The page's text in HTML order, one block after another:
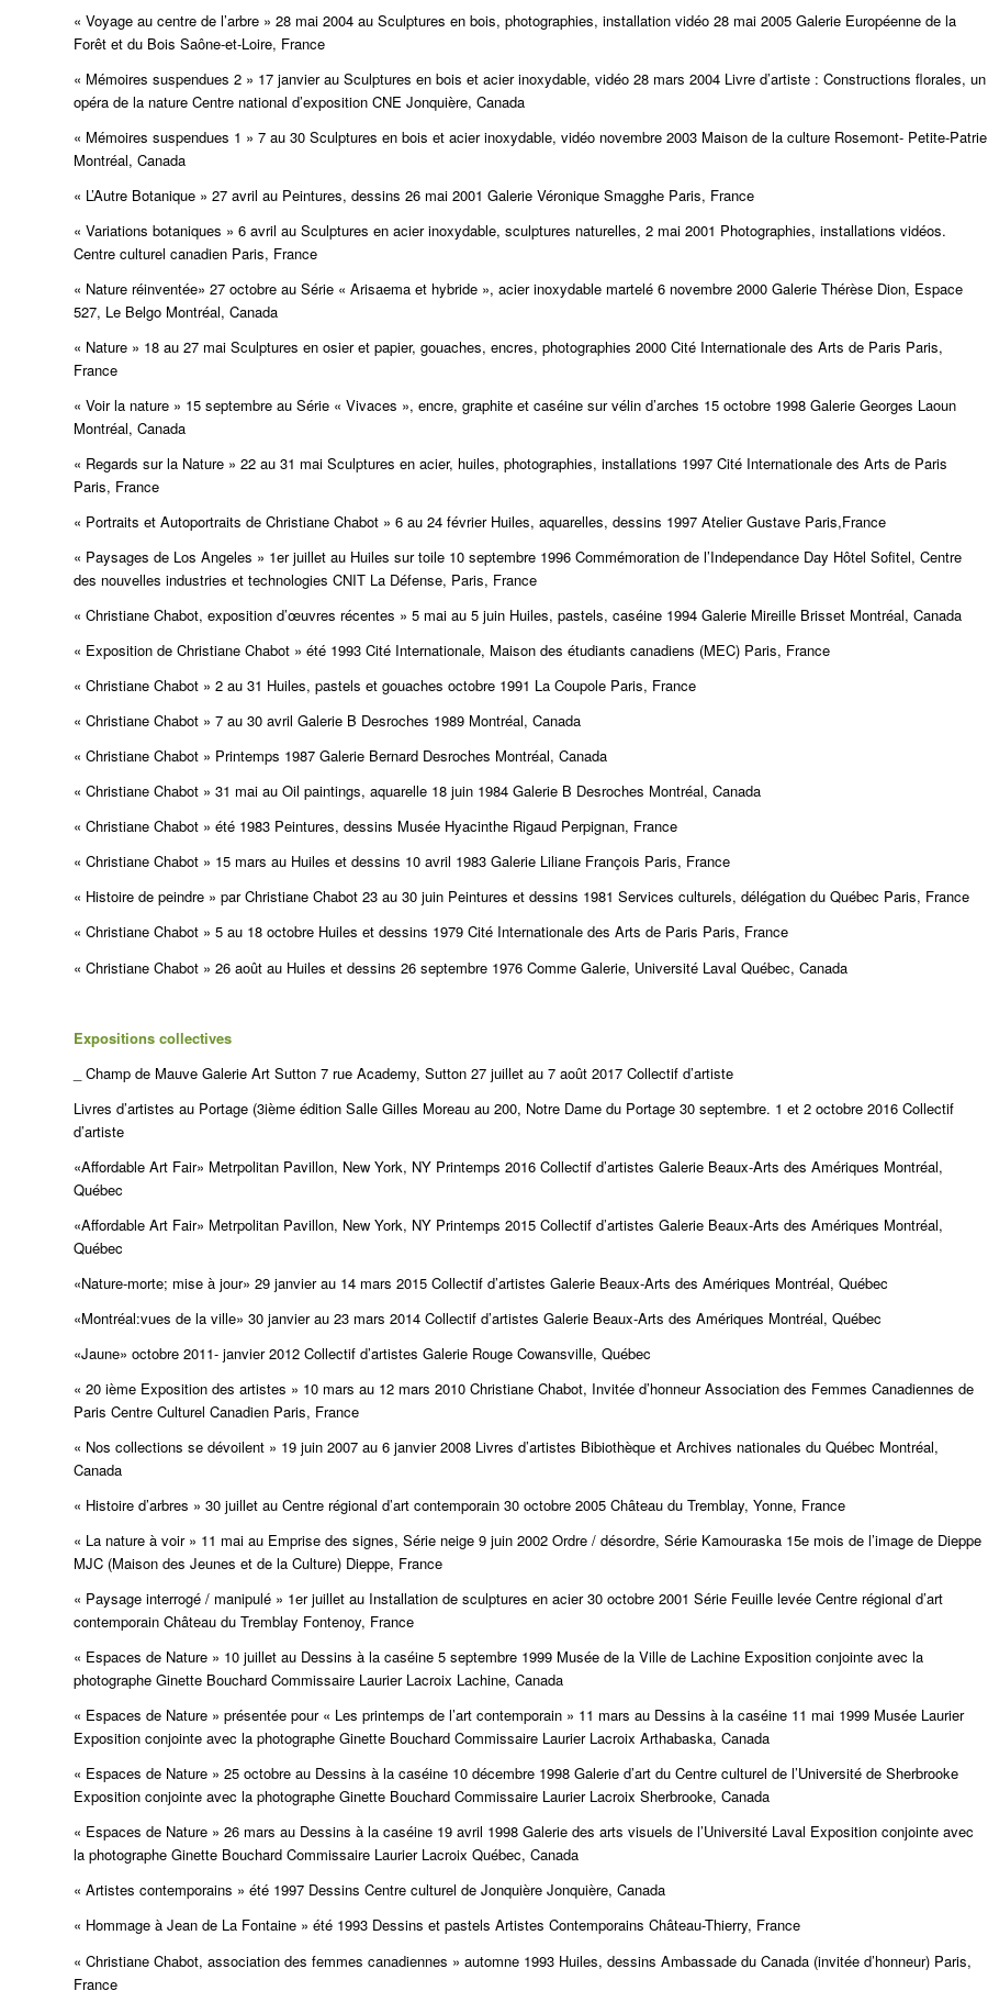
« Voyage au centre de l’arbre » 28 mai 2004 au Sculptures en bois, photographies, installation vidéo 28 mai 2005 Galerie Européenne de la
Forêt et du Bois Saône-et-Loire, France
« Mémoires suspendues 2 » 17 janvier au Sculptures en bois et acier inoxydable, vidéo 28 mars 2004 Livre d’artiste : Constructions florales, un
opéra de la nature Centre national d’exposition CNE Jonquière, Canada
« Mémoires suspendues 1 » 7 au 30 Sculptures en bois et acier inoxydable, vidéo novembre 2003 Maison de la culture Rosemont- Petite-Patrie
Montréal, Canada
« L’Autre Botanique » 27 avril au Peintures, dessins 26 mai 2001 Galerie Véronique Smagghe Paris, France
« Variations botaniques » 6 avril au Sculptures en acier inoxydable, sculptures naturelles, 2 mai 2001 Photographies, installations vidéos.
Centre culturel canadien Paris, France
« Nature réinventée» 27 octobre au Série « Arisaema et hybride », acier inoxydable martelé 6 novembre 2000 Galerie Thérèse Dion, Espace
527, Le Belgo Montréal, Canada
« Nature » 18 au 27 mai Sculptures en osier et papier, gouaches, encres, photographies 2000 Cité Internationale des Arts de Paris Paris,
France
« Voir la nature » 15 septembre au Série « Vivaces », encre, graphite et caséine sur vélin d’arches 15 octobre 1998 Galerie Georges Laoun
Montréal, Canada
« Regards sur la Nature » 22 au 31 mai Sculptures en acier, huiles, photographies, installations 1997 Cité Internationale des Arts de Paris
Paris, France
« Portraits et Autoportraits de Christiane Chabot » 6 au 24 février Huiles, aquarelles, dessins 1997 Atelier Gustave Paris,France
« Paysages de Los Angeles » 1er juillet au Huiles sur toile 10 septembre 1996 Commémoration de l’Independance Day Hôtel Sofitel, Centre
des nouvelles industries et technologies CNIT La Défense, Paris, France
« Christiane Chabot, exposition d’œuvres récentes » 5 mai au 5 juin Huiles, pastels, caséine 1994 Galerie Mireille Brisset Montréal, Canada
« Exposition de Christiane Chabot » été 1993 Cité Internationale, Maison des étudiants canadiens (MEC) Paris, France
« Christiane Chabot » 2 au 31 Huiles, pastels et gouaches octobre 1991 La Coupole Paris, France
« Christiane Chabot » 7 au 30 avril Galerie B Desroches 1989 Montréal, Canada
« Christiane Chabot » Printemps 1987 Galerie Bernard Desroches Montréal, Canada
« Christiane Chabot » 31 mai au Oil paintings, aquarelle 18 juin 1984 Galerie B Desroches Montréal, Canada
« Christiane Chabot » été 1983 Peintures, dessins Musée Hyacinthe Rigaud Perpignan, France
« Christiane Chabot » 15 mars au Huiles et dessins 10 avril 1983 Galerie Liliane François Paris, France
« Histoire de peindre » par Christiane Chabot 23 au 30 juin Peintures et dessins 1981 Services culturels, délégation du Québec Paris, France
« Christiane Chabot » 5 au 18 octobre Huiles et dessins 1979 Cité Internationale des Arts de Paris Paris, France
« Christiane Chabot » 26 août au Huiles et dessins 26 septembre 1976 Comme Galerie, Université Laval Québec, Canada
Expositions collectives
_ Champ de Mauve Galerie Art Sutton 7 rue Academy, Sutton 27 juillet au 7 août 2017 Collectif d’artiste
Livres d’artistes au Portage (3ième édition Salle Gilles Moreau au 200, Notre Dame du Portage 30 septembre. 1 et 2 octobre 2016 Collectif
d’artiste
«Affordable Art Fair» Metrpolitan Pavillon, New York, NY Printemps 2016 Collectif d’artistes Galerie Beaux-Arts des Amériques Montréal,
Québec
«Affordable Art Fair» Metrpolitan Pavillon, New York, NY Printemps 2015 Collectif d’artistes Galerie Beaux-Arts des Amériques Montréal,
Québec
«Nature-morte; mise à jour» 29 janvier au 14 mars 2015 Collectif d’artistes Galerie Beaux-Arts des Amériques Montréal, Québec
«Montréal:vues de la ville» 30 janvier au 23 mars 2014 Collectif d’artistes Galerie Beaux-Arts des Amériques Montréal, Québec
«Jaune» octobre 2011- janvier 2012 Collectif d’artistes Galerie Rouge Cowansville, Québec
« 20 ième Exposition des artistes » 10 mars au 12 mars 2010 Christiane Chabot, Invitée d’honneur Association des Femmes Canadiennes de
Paris Centre Culturel Canadien Paris, France
« Nos collections se dévoilent » 19 juin 2007 au 6 janvier 2008 Livres d’artistes Bibiothèque et Archives nationales du Québec Montréal,
Canada
« Histoire d’arbres » 30 juillet au Centre régional d’art contemporain 30 octobre 2005 Château du Tremblay, Yonne, France
« La nature à voir » 11 mai au Emprise des signes, Série neige 9 juin 2002 Ordre / désordre, Série Kamouraska 15e mois de l’image de Dieppe
MJC (Maison des Jeunes et de la Culture) Dieppe, France
« Paysage interrogé / manipulé » 1er juillet au Installation de sculptures en acier 30 octobre 2001 Série Feuille levée Centre régional d’art
contemporain Château du Tremblay Fontenoy, France
« Espaces de Nature » 10 juillet au Dessins à la caséine 5 septembre 1999 Musée de la Ville de Lachine Exposition conjointe avec la
photographe Ginette Bouchard Commissaire Laurier Lacroix Lachine, Canada
« Espaces de Nature » présentée pour « Les printemps de l’art contemporain » 11 mars au Dessins à la caséine 11 mai 1999 Musée Laurier
Exposition conjointe avec la photographe Ginette Bouchard Commissaire Laurier Lacroix Arthabaska, Canada
« Espaces de Nature » 25 octobre au Dessins à la caséine 10 décembre 1998 Galerie d’art du Centre culturel de l’Université de Sherbrooke
Exposition conjointe avec la photographe Ginette Bouchard Commissaire Laurier Lacroix Sherbrooke, Canada
« Espaces de Nature » 26 mars au Dessins à la caséine 19 avril 1998 Galerie des arts visuels de l’Université Laval Exposition conjointe avec
la photographe Ginette Bouchard Commissaire Laurier Lacroix Québec, Canada
« Artistes contemporains » été 1997 Dessins Centre culturel de Jonquière Jonquière, Canada
« Hommage à Jean de La Fontaine » été 1993 Dessins et pastels Artistes Contemporains Château-Thierry, France
« Christiane Chabot, association des femmes canadiennes » automne 1993 Huiles, dessins Ambassade du Canada (invitée d’honneur) Paris,
France